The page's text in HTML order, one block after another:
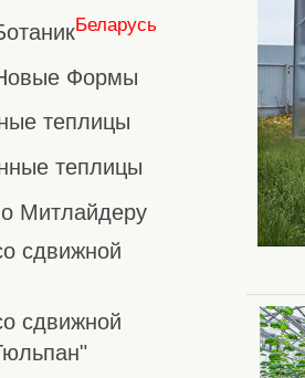
Беларусь
Формы
теплицы
теплицы
Митлайдеру
сдвижной
сдвижной